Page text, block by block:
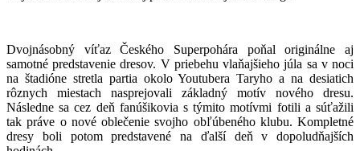
Dvojnásobný víťaz Českého Superpohára poňal originálne aj
samotné predstavenie dresov. V priebehu vlaňajšieho júla sa v noci
na štadióne stretla partia okolo Youtubera Taryho a na desiatich
rôznych miestach nasprejovali základný motív nového dresu.
Následne sa cez deň fanúšikovia s týmito motívmi fotili a súťažili
tak práve o nové oblečenie svojho obľúbeného klubu. Kompletné
dresy boli potom predstavené na ďalší deň v dopoludňajších